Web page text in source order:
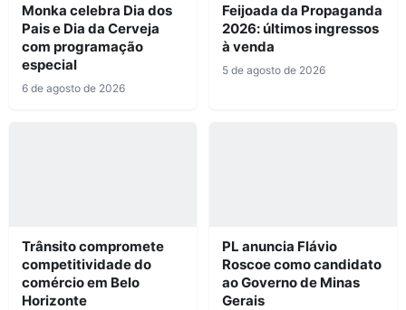
Monka celebra Dia dos
Pais e Dia da Cerveja
com programação
especial
6 de agosto de 2026
Feijoada da Propaganda
2026: últimos ingressos
à venda
5 de agosto de 2026
Trânsito compromete
competitividade do
comércio em Belo
Horizonte
PL anuncia Flávio
Roscoe como candidato
ao Governo de Minas
Gerais